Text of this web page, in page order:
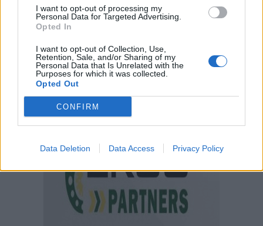
I want to opt-out of processing my
Personal Data for Targeted Advertising.
Opted In
I want to opt-out of Collection, Use,
Retention, Sale, and/or Sharing of my
Personal Data that Is Unrelated with the
Purposes for which it was collected.
Opted Out
CONFIRM
Data Deletion Data Access Privacy Policy